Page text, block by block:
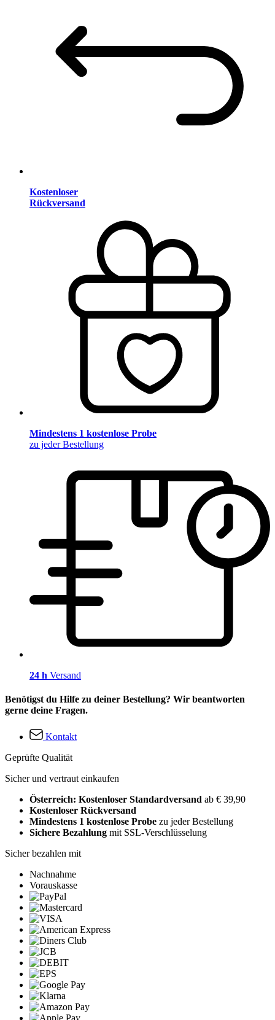
Kostenloser
Rückversand
Mindestens 1 kostenlose Probe
zu jeder Bestellung
24 h Versand
Benötigst du Hilfe zu deiner Bestellung? Wir beantworten
gerne deine Fragen.
Kontakt
Geprüfte Qualität
Sicher und vertraut einkaufen
Österreich: Kostenloser Standardversand ab € 39,90
Kostenloser Rückversand
Mindestens 1 kostenlose Probe zu jeder Bestellung
Sichere Bezahlung mit SSL-Verschlüsselung
Sicher bezahlen mit
Nachnahme
Vorauskasse